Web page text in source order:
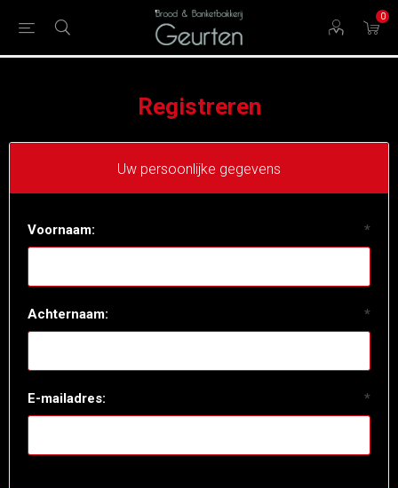
0
Registreren
Uw persoonlijke gegevens
Voornaam: *
Achternaam: *
E-mailadres: *